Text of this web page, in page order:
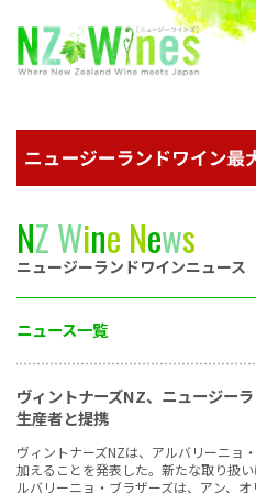
ニュー
NZWine News
ニュージーランドワインニュース
ニュース一覧
ヴィントナーズNZ、ニュージー
生産者と提携
ヴィントナーズNZは、アルバリーニョ
加えることを発表した。新たな取り扱
ルバリーニョ・ブラザーズは、アン、